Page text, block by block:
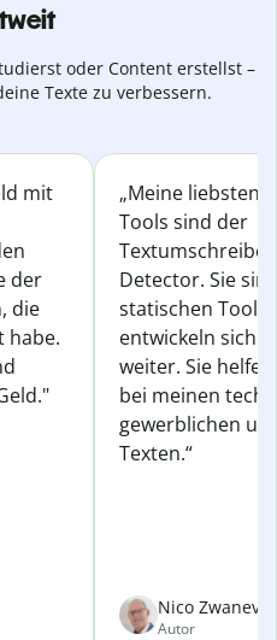
oder Content erstellst –
Texte zu verbessern.
mit
der
die
habe.
„Meine liebsten
Tools sind der
Detector. Sie
statischen
entwickeln sich
weiter. Sie
bei meinen
gewerblichen
Texten.“
Nico
Autor